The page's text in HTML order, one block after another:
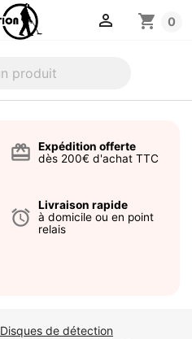
shopping_cart 0

card_giftcard
Expédition offerte
dès 200€ d'achat TTC
alarm
Livraison rapide
à domicile ou en point
relais
Disques de détection